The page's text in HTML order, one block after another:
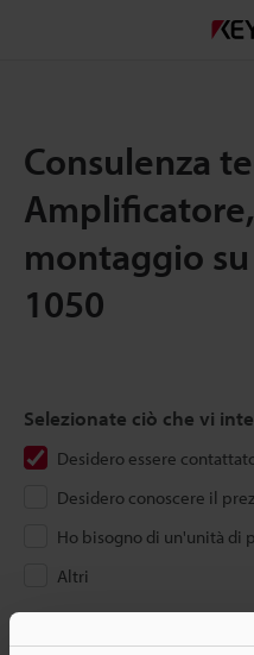
Consulenza
montaggio
1050
Selezionate ciò che vi
Desidero essere
Desidero conoscere il
Ho bisogno di un'unità di
Altri
Inserire il proprio